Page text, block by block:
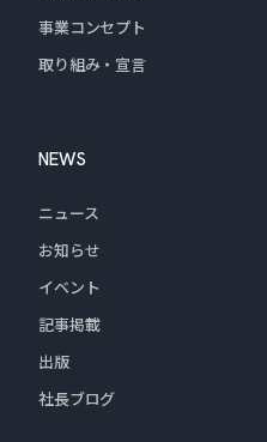
事業コンセプト
取り組み・宣言
NEWS
ニュース
お知らせ
イベント
記事掲載
出版
社長ブログ